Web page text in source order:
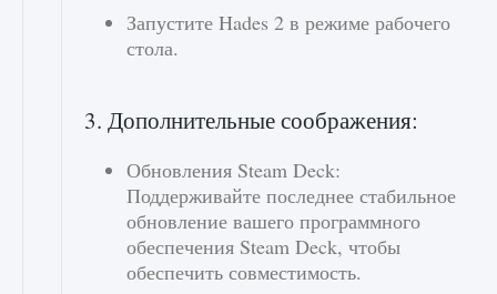
Запустите Hades 2 в режиме рабочего
стола.
3. Дополнительные соображения:
Обновления Steam Deck:
Поддерживайте последнее стабильное
обновление вашего программного
обеспечения Steam Deck, чтобы
обеспечить совместимость.